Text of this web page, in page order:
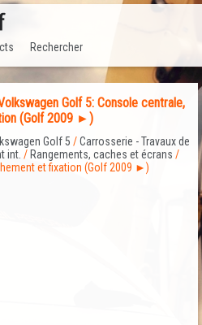
Rechercher
Golf 5: Console centrale,
(Golf 2009 ►)
Golf 5 /Carrosserie - Travaux de
int. / Rangements, caches et écrans /
et fixation (Golf 2009 ►)